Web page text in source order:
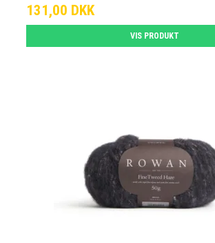
131,00 DKK
VIS PRODUKT